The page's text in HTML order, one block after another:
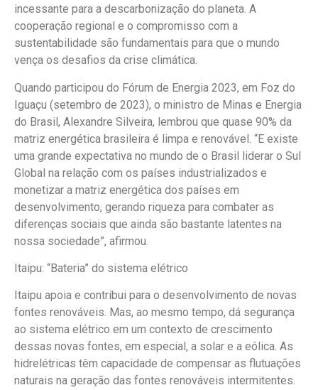
incessante para a descarbonização do planeta. A
cooperação regional e o compromisso com a
sustentabilidade são fundamentais para que o mundo
vença os desafios da crise climática.
Quando participou do Fórum de Energia 2023, em Foz do
Iguaçu (setembro de 2023), o ministro de Minas e Energia
do Brasil, Alexandre Silveira, lembrou que quase 90% da
matriz energética brasileira é limpa e renovável. “E existe
uma grande expectativa no mundo de o Brasil liderar o Sul
Global na relação com os países industrializados e
monetizar a matriz energética dos países em
desenvolvimento, gerando riqueza para combater as
diferenças sociais que ainda são bastante latentes na
nossa sociedade”, afirmou.
Itaipu: “Bateria” do sistema elétrico
Itaipu apoia e contribui para o desenvolvimento de novas
fontes renováveis. Mas, ao mesmo tempo, dá segurança
ao sistema elétrico em um contexto de crescimento
dessas novas fontes, em especial, a solar e a eólica. As
hidrelétricas têm capacidade de compensar as flutuações
naturais na geração das fontes renováveis intermitentes.